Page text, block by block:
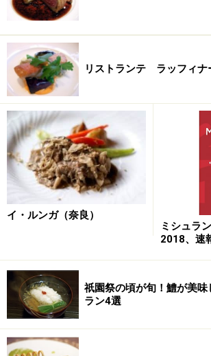
「akordu」の待合室
今回の店舗の敷地はなんと350坪！
大寺の森と空が拡がり、朝夕には鹿も
季節を肌で感じる自然の中の立地です。
広い芝の前庭を臨むメインダイニング。静
ディの流れる中、落ち着いて食事ができ
料理と共にその「自然」を最大限に味
もメインダイニングも北側が天井から
張りのすっきりとモダンなインテリア
床に加えて天井も総桐板張りと、奈良
でいます。
リストランテ ラッフィナ
イ・ルンガ（奈良）
ミシュラ
2018、速
祇園祭の頃が旬！鱧が美味
ラン4選